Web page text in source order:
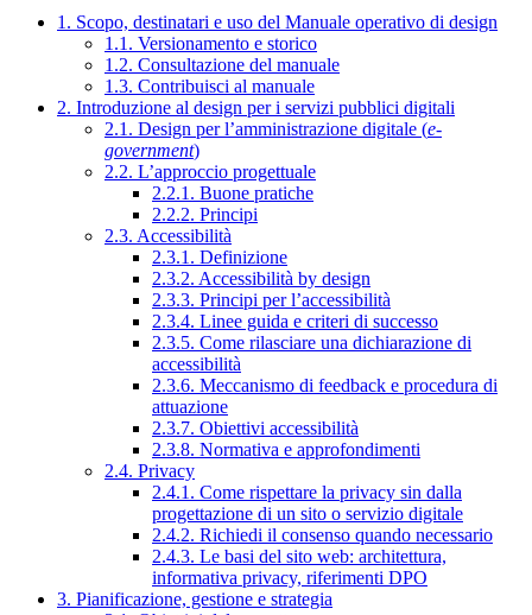
1. Scopo, destinatari e uso del Manuale operativo di design
1.1. Versionamento e storico
1.2. Consultazione del manuale
1.3. Contribuisci al manuale
2. Introduzione al design per i servizi pubblici digitali
2.1. Design per l’amministrazione digitale (e-
government)
2.2. L’approccio progettuale
2.2.1. Buone pratiche
2.2.2. Principi
2.3. Accessibilità
2.3.1. Definizione
2.3.2. Accessibilità by design
2.3.3. Principi per l’accessibilità
2.3.4. Linee guida e criteri di successo
2.3.5. Come rilasciare una dichiarazione di
accessibilità
2.3.6. Meccanismo di feedback e procedura di
attuazione
2.3.7. Obiettivi accessibilità
2.3.8. Normativa e approfondimenti
2.4. Privacy
2.4.1. Come rispettare la privacy sin dalla
progettazione di un sito o servizio digitale
2.4.2. Richiedi il consenso quando necessario
2.4.3. Le basi del sito web: architettura,
informativa privacy, riferimenti DPO
3. Pianificazione, gestione e strategia